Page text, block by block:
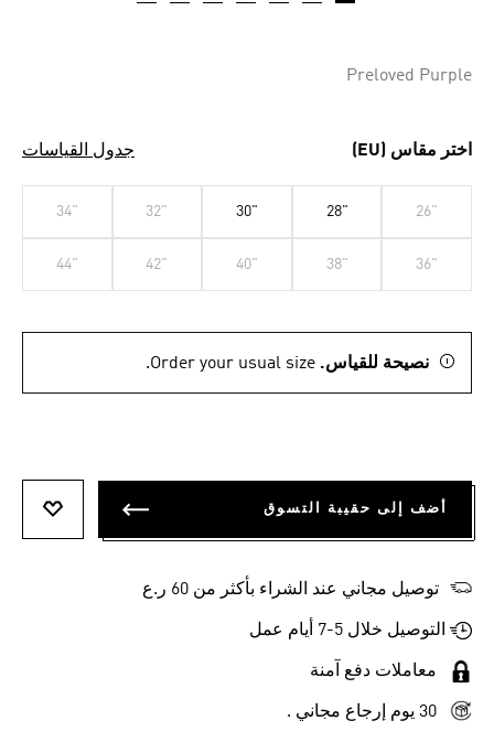
Preloved Purple
اختر مقاس (EU) جدول القياسات
26"
28"
30"
32"
34"
36"
38"
40"
42"
44"
نصيحة للقياس. Order your usual size.
أضف إلى حقيبة التسوق
توصيل مجاني عند الشراء بأكثر من 60 ر.ع
التوصيل خلال 5-7 أيام عمل
معاملات دفع آمنة